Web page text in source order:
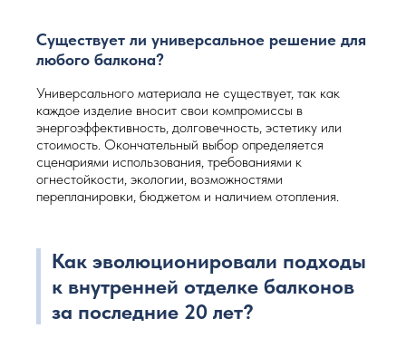
Существует ли универсальное решение для
любого балкона?
Универсального материала не существует, так как
каждое изделие вносит свои компромиссы в
энергоэффективность, долговечность, эстетику или
стоимость. Окончательный выбор определяется
сценариями использования, требованиями к
огнестойкости, экологии, возможностями
перепланировки, бюджетом и наличием отопления.
Как эволюционировали подходы
к внутренней отделке балконов
за последние 20 лет?